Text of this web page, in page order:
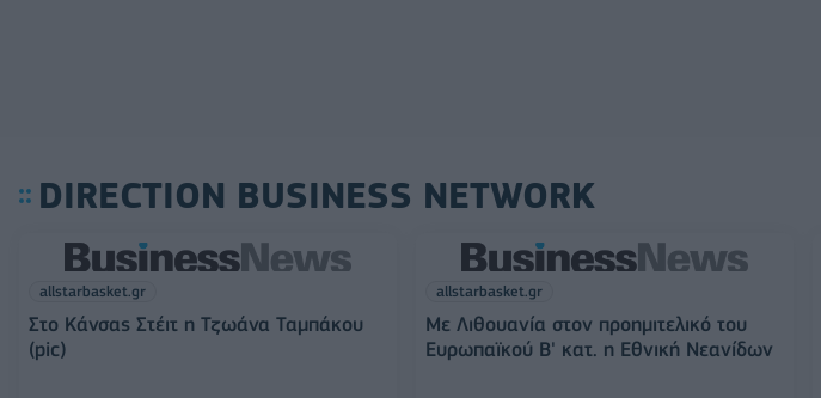
DIRECTION BUSINESS NETWORK
allstarbasket.gr
Στο Κάνσας Στέιτ η Τζωάνα Ταμπάκου
(pic)
allstarbasket.gr
Με Λιθουανία στον προημιτελικό του
Ευρωπαϊκού Β' κατ. η Εθνική Νεανίδων